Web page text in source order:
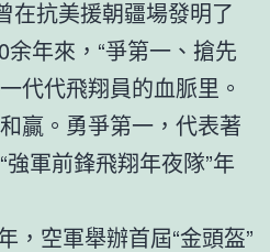
在抗美援朝疆場發明了
余年來，“爭第一、搶先
代代飛翔員的血脈里。
贏。勇爭第一，代表著
軍前鋒飛翔年夜隊”年
，空軍舉辦首屆“金頭盔”